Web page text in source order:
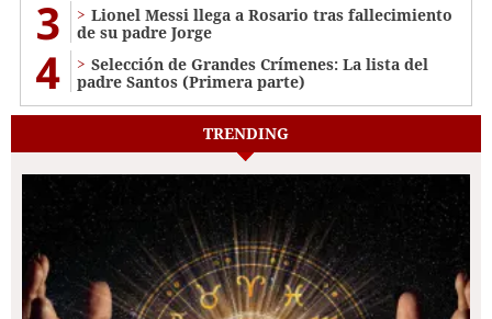
3
Lionel Messi llega a Rosario tras fallecimiento
de su padre Jorge
4
Selección de Grandes Crímenes: La lista del
padre Santos (Primera parte)
TRENDING